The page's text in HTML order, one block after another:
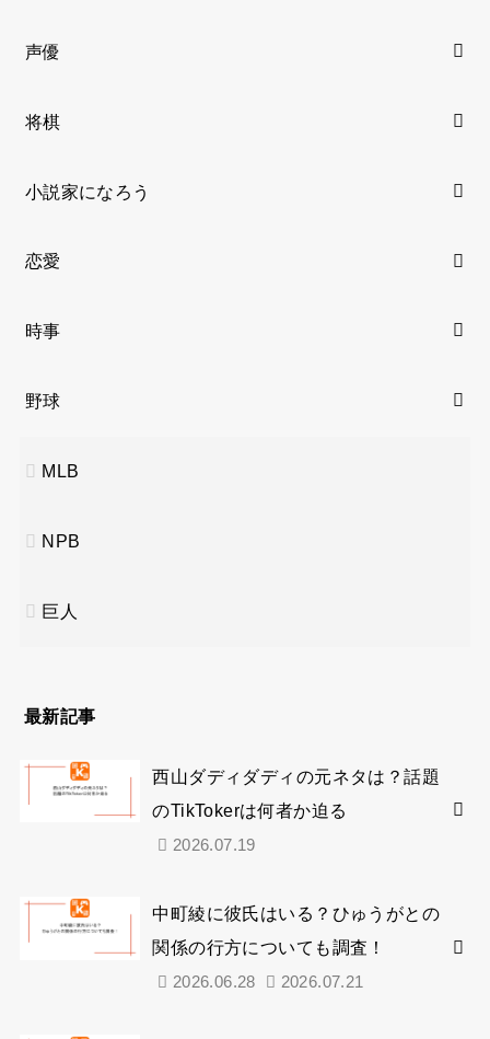
声優
将棋
小説家になろう
恋愛
時事
野球
MLB
NPB
巨人
最新記事
西山ダディダディの元ネタは？話題
のTikTokerは何者か迫る
2026.07.19
中町綾に彼氏はいる？ひゅうがとの
関係の行方についても調査！
2026.06.28 2026.07.21